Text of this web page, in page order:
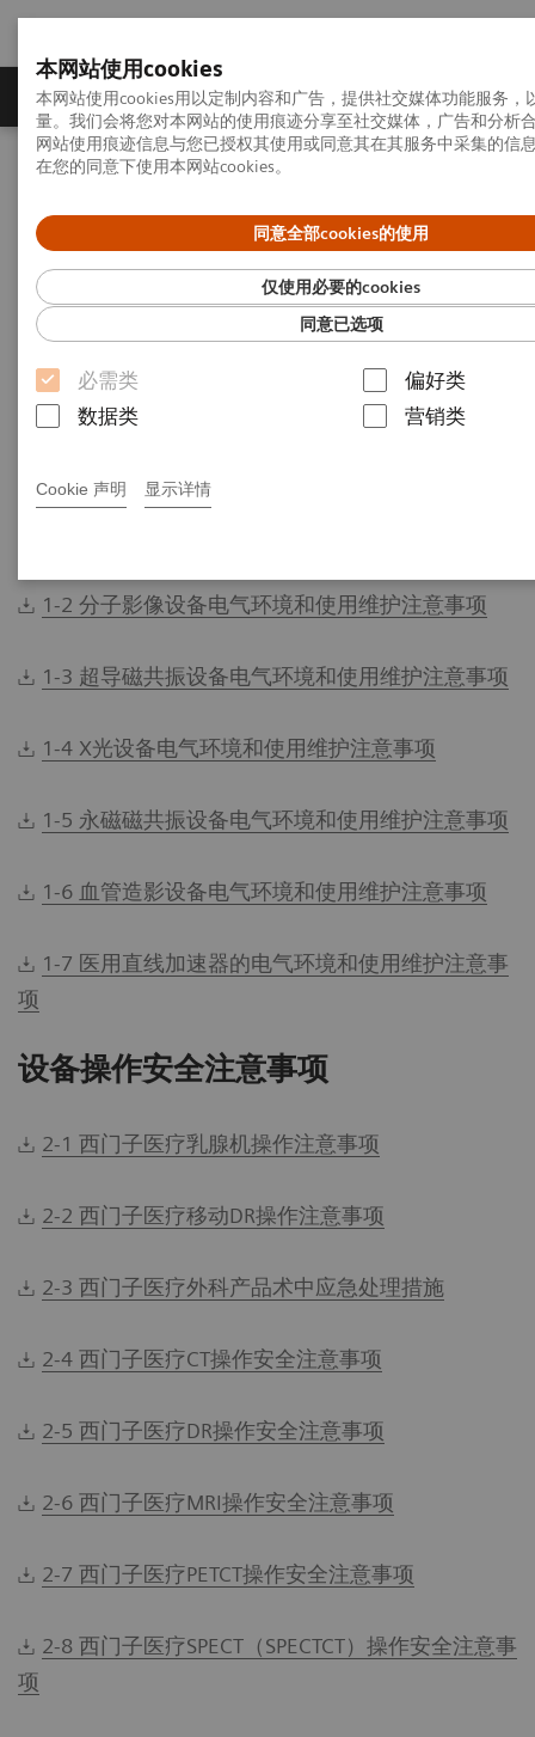
本网站使用cookies
本网站使用cookies用以定制内容和广告，提供社交媒体功能服务，
量。我们会将您对本网站的使用痕迹分享至社交媒体，广告和分析
网站使用痕迹信息与您已授权其使用或同意其在其服务中采集的信
在您的同意下使用本网站cookies。
同意全部cookies的使用
仅使用必要的cookies
同意已选项
必需类
偏好类
数据类
营销类
Cookie 声明 显示详情
产品一览 疾病与临床解决方案 相关信息
首页 服务业务 客户服务 设备操作安全与使用维护注意事项
设备操作安全与使用维护注意
事项
1-2 分子影像设备电气环境和使用维护注意事项
1-3 超导磁共振设备电气环境和使用维护注意事项
1-4 X光设备电气环境和使用维护注意事项
1-5 永磁磁共振设备电气环境和使用维护注意事项
1-6 血管造影设备电气环境和使用维护注意事项
1-7 医用直线加速器的电气环境和使用维护注意事
项
设备操作安全注意事项
2-1 西门子医疗乳腺机操作注意事项
2-2 西门子医疗移动DR操作注意事项
2-3 西门子医疗外科产品术中应急处理措施
2-4 西门子医疗CT操作安全注意事项
2-5 西门子医疗DR操作安全注意事项
2-6 西门子医疗MRI操作安全注意事项
2-7 西门子医疗PETCT操作安全注意事项
2-8 西门子医疗SPECT（SPECTCT）操作安全注意事
项